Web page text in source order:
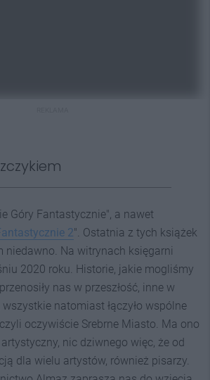
Góry Fantastycznie", a nawet
2". Ostatnia z tych książek
niedawno. Na witrynach księgarni
2020 roku. Historie, jakie mogliśmy
nas w przeszłość, inne w
wszystkie natomiast łączyło wspólne
oczywiście Srebrne Miasto. Ma ono
nic dziwnego więc, że od
dla wielu artystów, również pisarzy.